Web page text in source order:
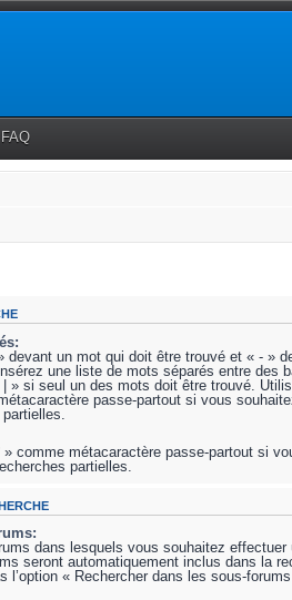
FAQ
devant un mot qui doit être trouvé et « - »
une liste de mots séparés entre des
» si seul un des mots doit être trouvé.
passe-partout si vous
comme métacaractère passe-partout si
partielles.
dans lesquels vous souhaitez effectuer
seront automatiquement inclus dans la
l’option « Rechercher dans les sous-